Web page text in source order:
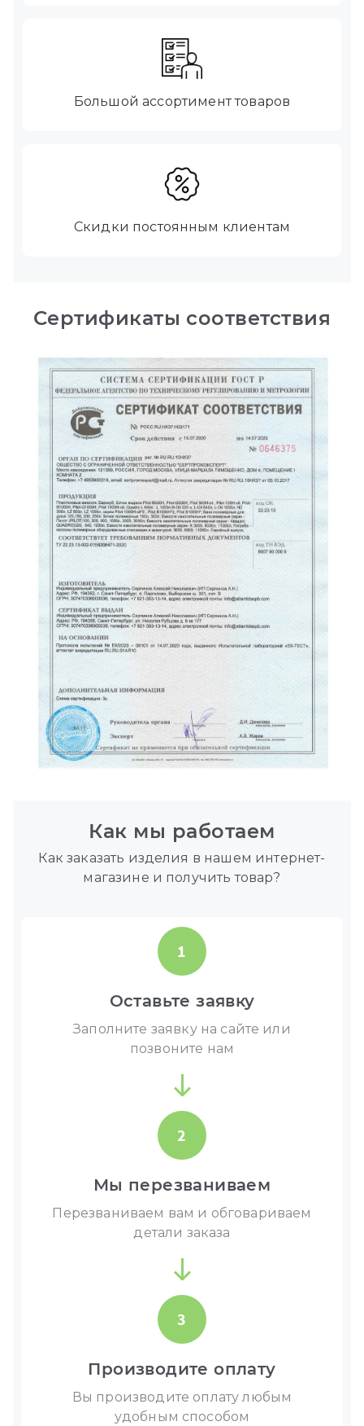
Большой ассортимент товаров
Скидки постоянным клиентам
Сертификаты соответствия
Как мы работаем
Как заказать изделия в нашем интернет-
магазине и получить товар?
1
Оставьте заявку
Заполните заявку на сайте или
позвоните нам
2
Мы перезваниваем
Перезваниваем вам и обговариваем
детали заказа
3
Производите оплату
Вы производите оплату любым
удобным способом